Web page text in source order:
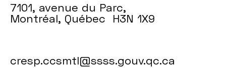
7101, avenue du Parc,
Montréal, Québec H3N 1X9
cresp.ccsmtl@ssss.gouv.qc.ca